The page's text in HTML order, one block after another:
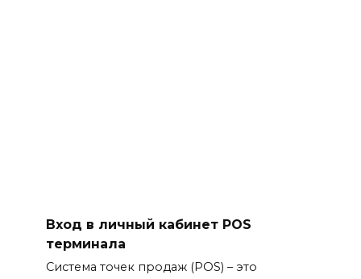
Вход в личный кабинет POS
терминала
Система точек продаж (POS) – это